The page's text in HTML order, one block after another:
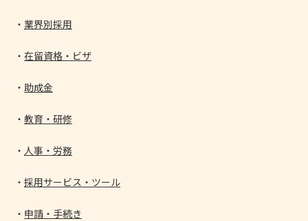
業界別採用
在留資格・ビザ
助成金
教育・研修
人事・労務
採用サービス・ツール
申請・手続き